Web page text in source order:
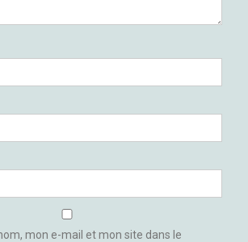
mon e-mail et mon site dans le